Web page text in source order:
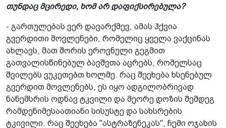
თუნდაც მცირედი, ხომ არ დაფიქსირებულა?
- გართულებას ვერ დავარქმევ, ამას ჰქვია
გვერდითი მოვლენები, რომელიც ყველა ვაქცინას
ახლავს, მათ შორის ეროვნული გეგმით
გათვალისწინებულ ბავშვთა აცრებს, რომელსაც
შვილებს ვუკეთებთ ხოლმე. რაც შეეხება ხსენებულ
გვერდით მოვლენებს, ეს იყო ადგილობრივად
ნანემსრის ოდნავ ტკვილი და მეორე დოზის შემდეგ
რამდენიმესაათიანი სისუსტე და სახსრების
ტკივილი. რაც შეეხება "ასტრაზენეკას", ჩემი ოჯახის